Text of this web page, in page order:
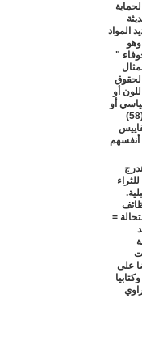
المواد
وهو
جوفاء "
صحراوي بالحقوق
أو
أو
أي رأي ) ولم تصدر في حقه ( عقوبة من نوع ما: اعتقال أو طرد أو إبعاد أو تخوين أو... ؟؟؟). ثم لنقرأ المادة (58)
أنفسهم
=
على
التعبير شفويا وكتابيا